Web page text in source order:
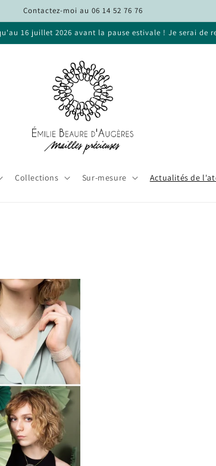
Contactez-moi au 06 14 52 76 76
16 juillet 2026 avant la pause estivale ! Je serai de
Collections Sur-mesure Actualités de